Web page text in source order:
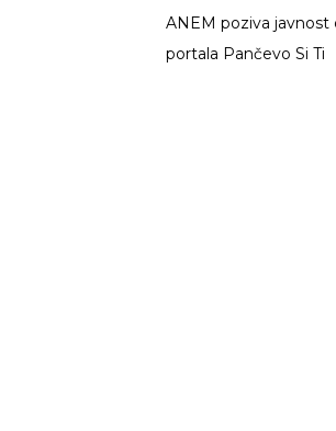
ANEM poziva javnost
portala Pančevo Si Ti